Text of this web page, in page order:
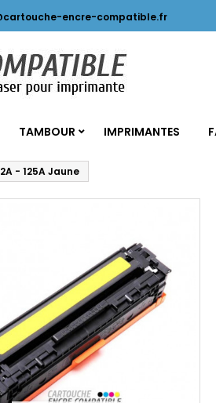
encre-compatible.fr
TAMBOUR IMPRIMANTES
- 125A Jaune